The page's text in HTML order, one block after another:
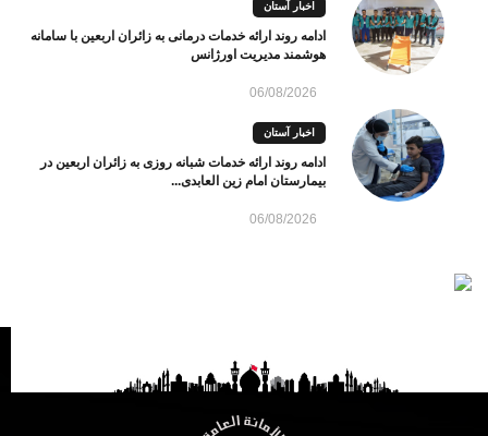
اخبار آستان
ادامه روند ارائه خدمات درمانی به زائران اربعین با سامانه
هوشمند مدیریت اورژانس
06/08/2026
اخبار آستان
ادامه روند ارائه خدمات شبانه روزی به زائران اربعین در
بیمارستان امام زین العابدی...
06/08/2026